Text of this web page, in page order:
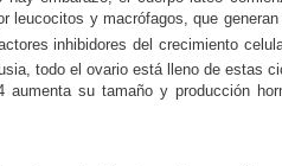
leucocitos y macrófagos, que
inhibidores del crecimiento
todo el ovario está lleno de estas
su tamaño y producción